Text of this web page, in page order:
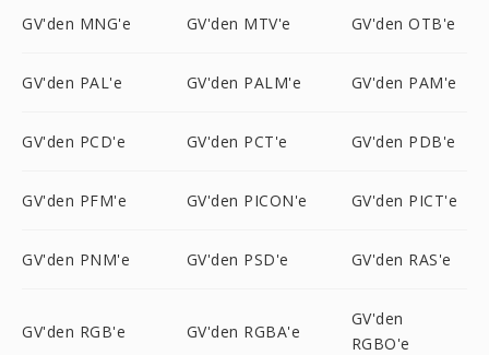
GV'den MNG'e GV'den MTV'e GV'den OTB'e
GV'den PAL'e GV'den PALM'e GV'den PAM'e
GV'den PCD'e GV'den PCT'e GV'den PDB'e
GV'den PFM'e GV'den PICON'e GV'den PICT'e
GV'den PNM'e GV'den PSD'e GV'den RAS'e
GV'den RGB'e GV'den RGBA'e
GV'den
RGBO'e